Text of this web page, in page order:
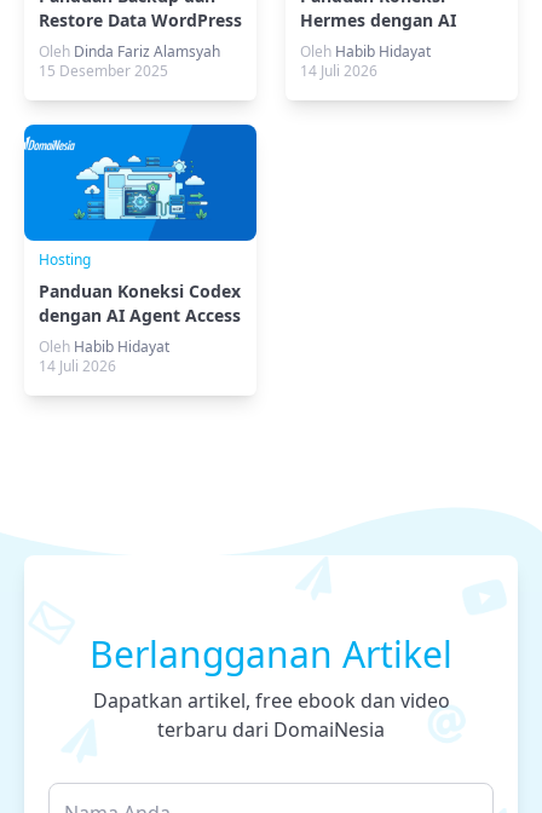
Restore Data WordPress
via Plugin & FTP
Oleh Dinda Fariz Alamsyah
15 Desember 2025
Hermes dengan AI
Agent Access (MCP)
DomaiNesia
Oleh Habib Hidayat
14 Juli 2026
Hosting
Panduan Koneksi Codex
dengan AI Agent Access
(MCP) DomaiNesia
Oleh Habib Hidayat
14 Juli 2026
Berlangganan Artikel
Dapatkan artikel, free ebook dan video
terbaru dari DomaiNesia